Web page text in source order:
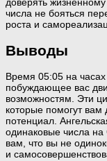
числа не бояться
роста и
Выводы
Время 05:05 на
побуждающее вас
возможностям. Эти
которые помогут вам
потенциал.
одинаковые числа на
вам, что вы не
и